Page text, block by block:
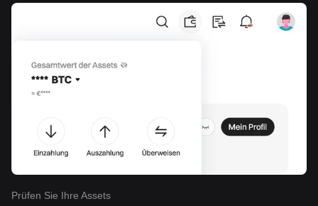
Prüfen Sie Ihre Assets